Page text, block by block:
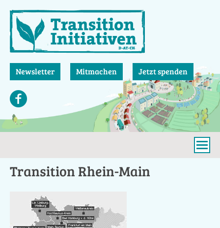
zum
Inhalt
Newsletter Mitmachen Jetzt spenden
Transition Rhein-Main